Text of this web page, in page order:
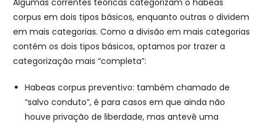
corpus em dois tipos básicos, enquanto outras o dividem
em mais categorias. Como a divisão em mais categorias
contém os dois tipos básicos, optamos por trazer a
categorização mais “completa”:
Habeas corpus preventivo: também chamado de
“salvo conduto”, é para casos em que ainda não
houve privação de liberdade, mas antevê uma